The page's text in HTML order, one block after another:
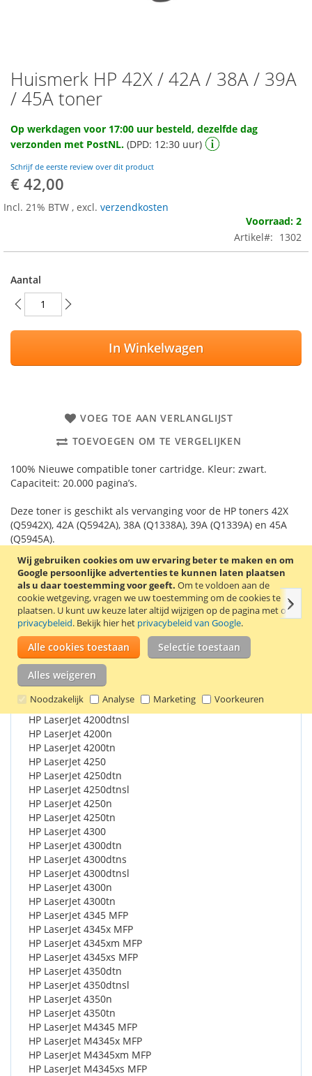
Wij gebruiken cookies om uw ervaring beter te maken en om
Google persoonlijke advertenties te kunnen laten plaatsen
als u daar toestemming voor geeft. Om te voldoen aan de
cookie wetgeving, vragen we uw toestemming om de cookies te
plaatsen. U kunt uw keuze later altijd wijzigen op de pagina met ons
privacybeleid. Bekijk hier het privacybeleid van Google.
Alle cookies toestaan Selectie toestaan
Alles weigeren
Noodzakelijk Analyse Marketing Voorkeuren
Ga
naar
het
van
de
gallerij
Huismerk HP 42X / 42A / 38A / 39A
/ 45A toner
Op werkdagen voor 17:00 uur besteld, dezelfde dag
verzonden met PostNL. (DPD: 12:30 uur)
Schrijf de eerste review over dit product
€ 42,00
Incl. 21% BTW , excl. verzendkosten
Voorraad: 2
Artikel
1302
Aantal
In Winkelwagen
VOEG TOE AAN VERLANGLIJST
TOEVOEGEN OM TE VERGELIJKEN
100% Nieuwe compatible toner cartridge. Kleur: zwart.
Capaciteit: 20.000 pagina’s.
Deze toner is geschikt als vervanging voor de HP toners 42X
(Q5942X), 42A (Q5942A), 38A (Q1338A), 39A (Q1339A) en 45A
(Q5945A).
Goede kwaliteit en 2 jaar garantie!
Details Productkenmerken Reviews
Geschikt voor o.a.:
HP LaserJet 4200
HP LaserJet 4200dtn
HP LaserJet 4200dtns
HP LaserJet 4200dtnsl
HP LaserJet 4200n
HP LaserJet 4200tn
HP LaserJet 4250
HP LaserJet 4250dtn
HP LaserJet 4250dtnsl
HP LaserJet 4250n
HP LaserJet 4250tn
HP LaserJet 4300
HP LaserJet 4300dtn
HP LaserJet 4300dtns
HP LaserJet 4300dtnsl
HP LaserJet 4300n
HP LaserJet 4300tn
HP LaserJet 4345 MFP
HP LaserJet 4345x MFP
HP LaserJet 4345xm MFP
HP LaserJet 4345xs MFP
HP LaserJet 4350dtn
HP LaserJet 4350dtnsl
HP LaserJet 4350n
HP LaserJet 4350tn
HP LaserJet M4345 MFP
HP LaserJet M4345x MFP
HP LaserJet M4345xm MFP
HP LaserJet M4345xs MFP